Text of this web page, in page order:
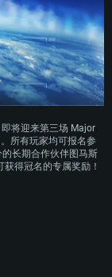
GTX1060 /
为半年以内的版本) 或
将迎来第三场 Major
所有玩家均可报名参
长期合作伙伴图马斯
得冠名的专属奖励！